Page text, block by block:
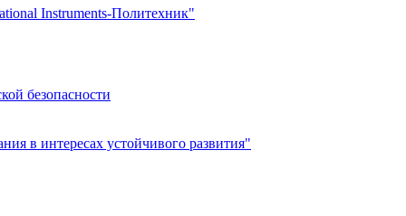
Instruments-Политехник"
безопасности
в интересах устойчивого развития"